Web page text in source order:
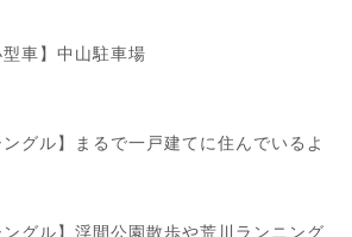
型車】中山駐車場
ングル】まるで一戸建てに住んでいるよ
ングル】浮間公園散歩や荒川ランニング